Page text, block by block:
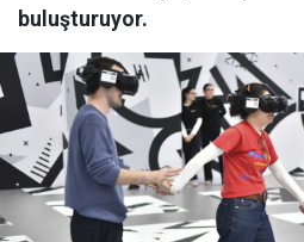
buluşturuyor.